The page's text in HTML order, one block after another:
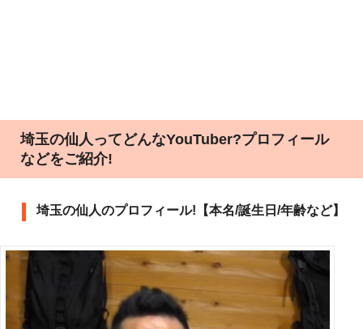
埼玉の仙人ってどんなYouTuber?プロフィール
などをご紹介!
埼玉の仙人のプロフィール!【本名/誕生日/年齢など】